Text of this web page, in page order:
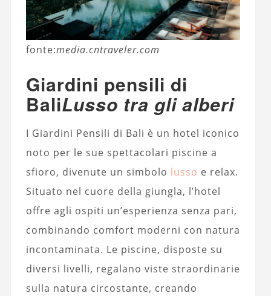
fonte:media.cntraveler.com
Giardini pensili di
BaliLusso tra gli alberi
I Giardini Pensili di Bali è un hotel iconico
noto per le sue spettacolari piscine a
sfioro, divenute un simbolo lusso e relax.
Situato nel cuore della giungla, l’hotel
offre agli ospiti un’esperienza senza pari,
combinando comfort moderni con natura
incontaminata. Le piscine, disposte su
diversi livelli, regalano viste straordinarie
sulla natura circostante, creando